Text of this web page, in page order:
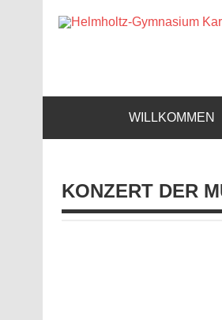
WILLKOMMEN
KONZERT DER